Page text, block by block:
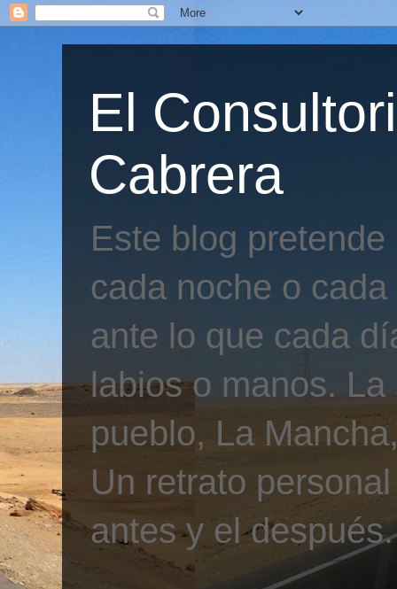
El
Cabrera
Este blog
cada noche o
ante lo que cada
labios o manos.
pueblo, La
Un retrato
antes y el después.